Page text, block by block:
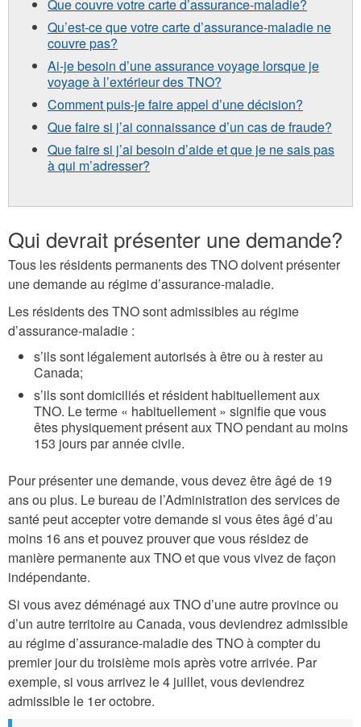
Que couvre votre carte d’assurance-maladie?
Qu’est-ce que votre carte d’assurance-maladie ne
couvre pas?
Ai-je besoin d’une assurance voyage lorsque je
voyage à l’extérieur des TNO?
Comment puis-je faire appel d’une décision?
Que faire si j’ai connaissance d’un cas de fraude?
Que faire si j’ai besoin d’aide et que je ne sais pas
à qui m’adresser?
Qui devrait présenter une demande?
Tous les résidents permanents des TNO doivent présenter
une demande au régime d’assurance-maladie.
Les résidents des TNO sont admissibles au régime
d’assurance-maladie :
s’ils sont légalement autorisés à être ou à rester au
Canada;
s’ils sont domiciliés et résident habituellement aux
TNO. Le terme « habituellement » signifie que vous
êtes physiquement présent aux TNO pendant au moins
153 jours par année civile.
Pour présenter une demande, vous devez être âgé de 19
ans ou plus. Le bureau de l’Administration des services de
santé peut accepter votre demande si vous êtes âgé d’au
moins 16 ans et pouvez prouver que vous résidez de
manière permanente aux TNO et que vous vivez de façon
indépendante.
Si vous avez déménagé aux TNO d’une autre province ou
d’un autre territoire au Canada, vous deviendrez admissible
au régime d’assurance-maladie des TNO à compter du
premier jour du troisième mois après votre arrivée. Par
exemple, si vous arrivez le 4 juillet, vous deviendrez
admissible le 1er octobre.